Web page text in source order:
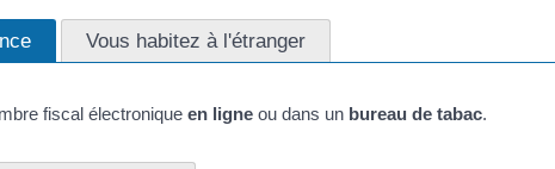
Vous habitez à l'étranger
fiscal électroniqueen ligne ou dans un bureau de tabac.